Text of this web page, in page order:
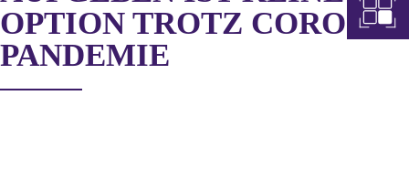
OPTION TROTZ CORONA
PANDEMIE